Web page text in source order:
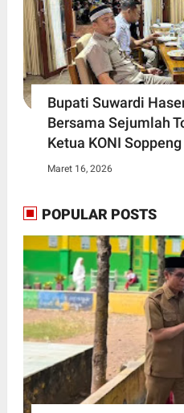
Bupati Suwardi
Bersama Sejumlah
Ketua KONI Soppeng
Maret 16, 2026
POPULAR POSTS